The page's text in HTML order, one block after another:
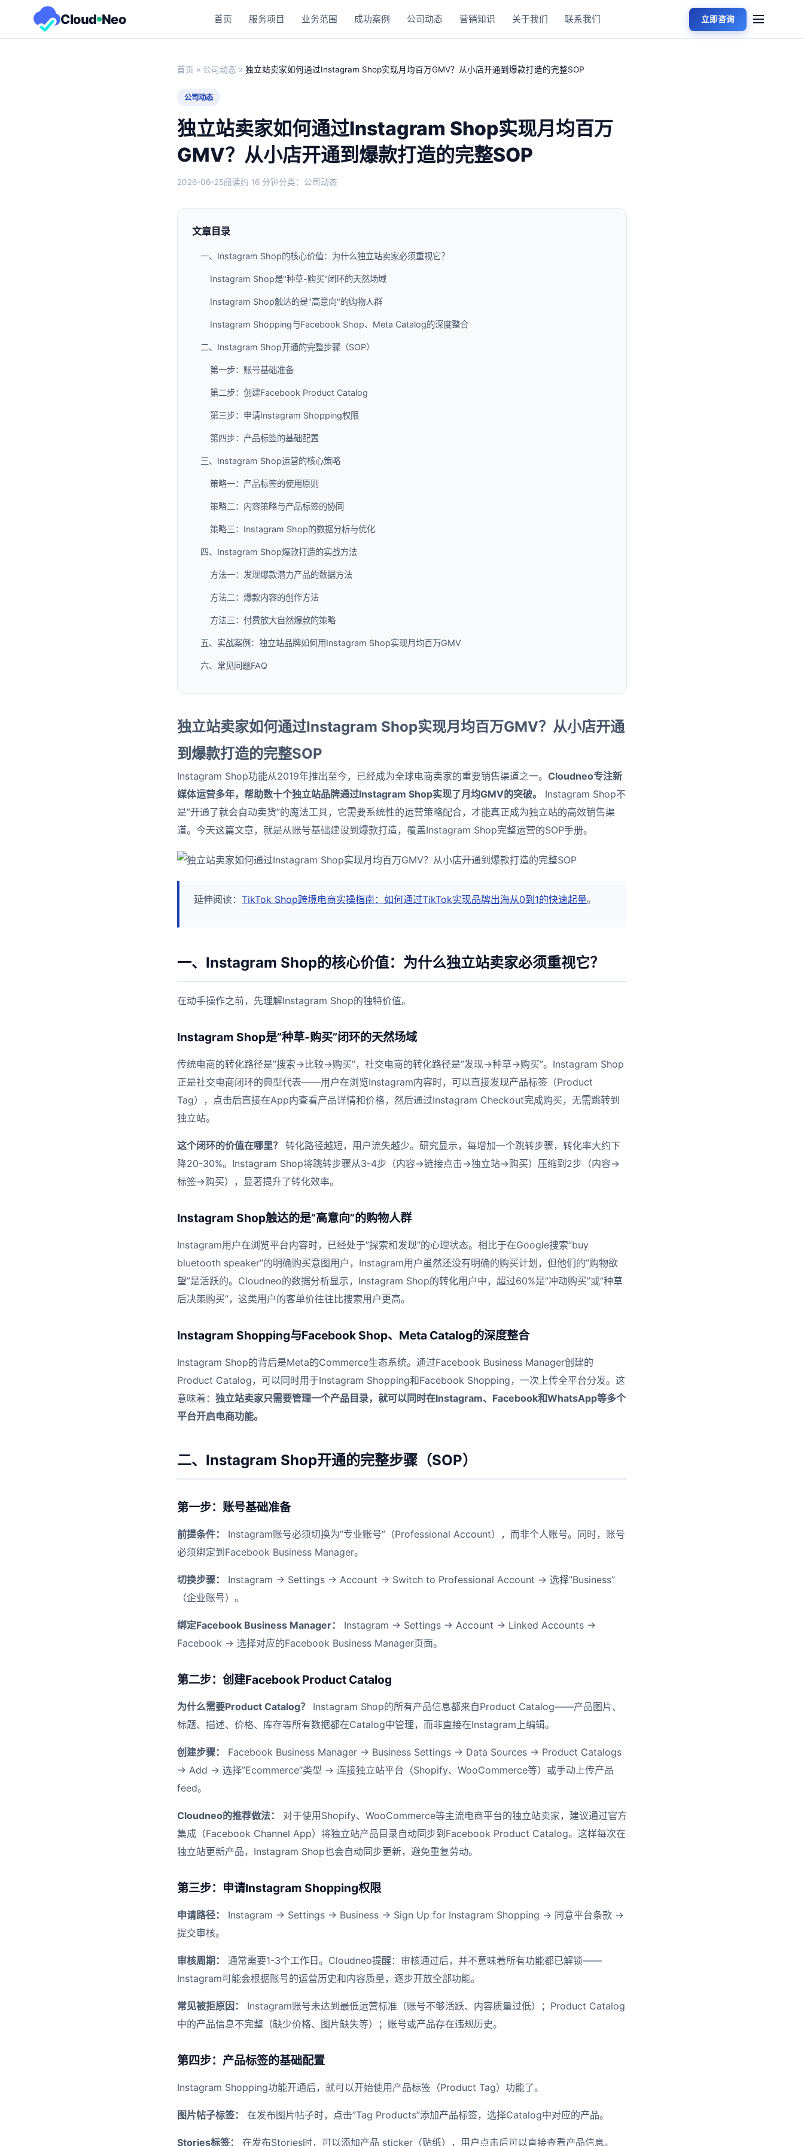
Cloud Neo 首页 服务项目 业务范围 成功案例 公司动态 营销知识 关于我们 联系我们 立即咨询
首页 » 公司动态 » 独立站卖家如何通过Instagram Shop实现月均百万GMV？从小店开通到爆款打造的完整SOP
公司动态
独立站卖家如何通过Instagram Shop实现月均百万
GMV？从小店开通到爆款打造的完整SOP
2026-06-25阅读约 16 分钟分类：公司动态
文章目录
一、Instagram Shop的核心价值：为什么独立站卖家必须重视它？
Instagram Shop是"种草-购买"闭环的天然场域
Instagram Shop触达的是"高意向"的购物人群
Instagram Shopping与Facebook Shop、Meta Catalog的深度整合
二、Instagram Shop开通的完整步骤（SOP）
第一步：账号基础准备
第二步：创建Facebook Product Catalog
第三步：申请Instagram Shopping权限
第四步：产品标签的基础配置
三、Instagram Shop运营的核心策略
策略一：产品标签的使用原则
策略二：内容策略与产品标签的协同
策略三：Instagram Shop的数据分析与优化
四、Instagram Shop爆款打造的实战方法
方法一：发现爆款潜力产品的数据方法
方法二：爆款内容的创作方法
方法三：付费放大自然爆款的策略
五、实战案例：独立站品牌如何用Instagram Shop实现月均百万GMV
六、常见问题FAQ
独立站卖家如何通过Instagram Shop实现月均百万GMV？从小店开通
到爆款打造的完整SOP
Instagram Shop功能从2019年推出至今，已经成为全球电商卖家的重要销售渠道之一。 Cloudneo专注新
媒体运营多年，帮助数十个独立站品牌通过Instagram Shop实现了月均GMV的突破。
Instagram Shop不
是”开通了就会自动卖货”的魔法工具，它需要系统性的运营策略配合，才能真正成为独立站的高效销售渠
道。今天这篇文章，就是从账号基础建设到爆款打造，覆盖Instagram Shop完整运营的SOP手册。
延伸阅读： TikTok Shop跨境电商实操指南：如何通过TikTok实现品牌出海从0到1的快速起量。
一、Instagram Shop的核心价值：为什么独立站卖家必须重视它？
在动手操作之前，先理解Instagram Shop的独特价值。
Instagram Shop是”种草-购买”闭环的天然场域
传统电商的转化路径是”搜索→比较→购买”，社交电商的转化路径是”发现→种草→购买”。Instagram Shop
正是社交电商闭环的典型代表——用户在浏览Instagram内容时，可以直接发现产品标签（Product
Tag），点击后直接在App内查看产品详情和价格，然后通过Instagram Checkout完成购买，无需跳转到
独立站。
这个闭环的价值在哪里？
转化路径越短，用户流失越少。研究显示，每增加一个跳转步骤，转化率大约下
降20-30%。Instagram Shop将跳转步骤从3-4步（内容→链接点击→独立站→购买）压缩到2步（内容→
标签→购买），显著提升了转化效率。
Instagram Shop触达的是”高意向”的购物人群
Instagram用户在浏览平台内容时，已经处于”探索和发现”的心理状态。相比于在Google搜索”buy
bluetooth speaker”的明确购买意图用户，Instagram用户虽然还没有明确的购买计划，但他们的”购物欲
望”是活跃的。Cloudneo的数据分析显示，Instagram Shop的转化用户中，超过60%是”冲动购买”或”种草
后决策购买”，这类用户的客单价往往比搜索用户更高。
Instagram Shopping与Facebook Shop、Meta Catalog的深度整合
Instagram Shop的背后是Meta的Commerce生态系统。通过Facebook Business Manager创建的
Product Catalog，可以同时用于Instagram Shopping和Facebook Shopping，一次上传全平台分发。这
意味着： 独立站卖家只需要管理一个产品目录，就可以同时在Instagram、Facebook和WhatsApp等多个
平台开启电商功能。
二、Instagram Shop开通的完整步骤（SOP）
第一步：账号基础准备
前提条件：
Instagram账号必须切换为”专业账号”（Professional Account），而非个人账号。同时，账号
必须绑定到Facebook Business Manager。
切换步骤：
Instagram → Settings → Account → Switch to Professional Account → 选择”Business”
（企业账号）。
绑定Facebook Business Manager：
Instagram → Settings → Account → Linked Accounts →
Facebook → 选择对应的Facebook Business Manager页面。
第二步：创建Facebook Product Catalog
为什么需要Product Catalog？
Instagram Shop的所有产品信息都来自Product Catalog——产品图片、
标题、描述、价格、库存等所有数据都在Catalog中管理，而非直接在Instagram上编辑。
创建步骤：
Facebook Business Manager → Business Settings → Data Sources → Product Catalogs
→ Add → 选择”Ecommerce”类型 → 连接独立站平台（Shopify、WooCommerce等）或手动上传产品
feed。
Cloudneo的推荐做法：
对于使用Shopify、WooCommerce等主流电商平台的独立站卖家，建议通过官方
集成（Facebook Channel App）将独立站产品目录自动同步到Facebook Product Catalog。这样每次在
独立站更新产品，Instagram Shop也会自动同步更新，避免重复劳动。
第三步：申请Instagram Shopping权限
申请路径：
Instagram → Settings → Business → Sign Up for Instagram Shopping → 同意平台条款 →
提交审核。
审核周期：
通常需要1-3个工作日。Cloudneo提醒：审核通过后，并不意味着所有功能都已解锁——
Instagram可能会根据账号的运营历史和内容质量，逐步开放全部功能。
常见被拒原因：
Instagram账号未达到最低运营标准（账号不够活跃、内容质量过低）；Product Catalog
中的产品信息不完整（缺少价格、图片缺失等）；账号或产品存在违规历史。
第四步：产品标签的基础配置
Instagram Shopping功能开通后，就可以开始使用产品标签（Product Tag）功能了。
图片帖子标签： 在发布图片帖子时，点击”Tag Products”添加产品标签，选择Catalog中对应的产品。
Stories标签： 在发布Stories时，可以添加产品 sticker（贴纸），用户点击后可以直接查看产品信息。